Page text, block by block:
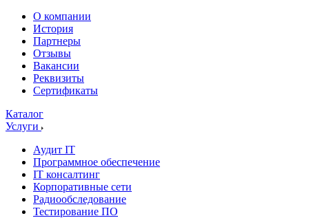
О компании
История
Партнеры
Отзывы
Вакансии
Реквизиты
Сертификаты
Каталог
Услуги
Аудит IT
Программное обеспечение
IT консалтинг
Корпоративные сети
Радиообследование
Тестирование ПО